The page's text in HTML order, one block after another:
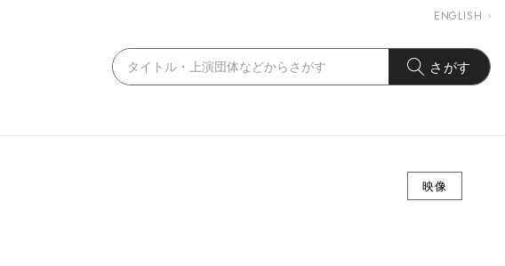
ENGLISH
さがす
映像